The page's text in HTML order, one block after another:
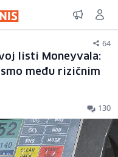
64
listi Moneyvala:
među rizičnim
130